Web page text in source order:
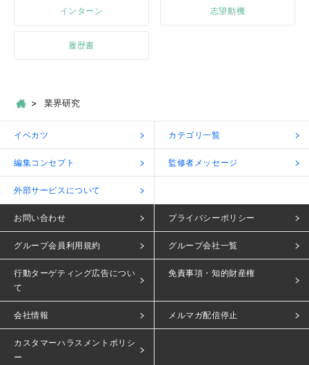
インターン 志望動機
履歴書
業界研究
イベカツ カテゴリ一覧
編集コンセプト 監修者メッセージ
外部サービスについて
お問い合わせ プライバシーポリシー
グループ会員利用規約 グループ会社一覧
行動ターゲティング広告につい
て
免責事項・知的財産権
会社情報 メルマガ配信停止
カスタマーハラスメントポリシ
ー